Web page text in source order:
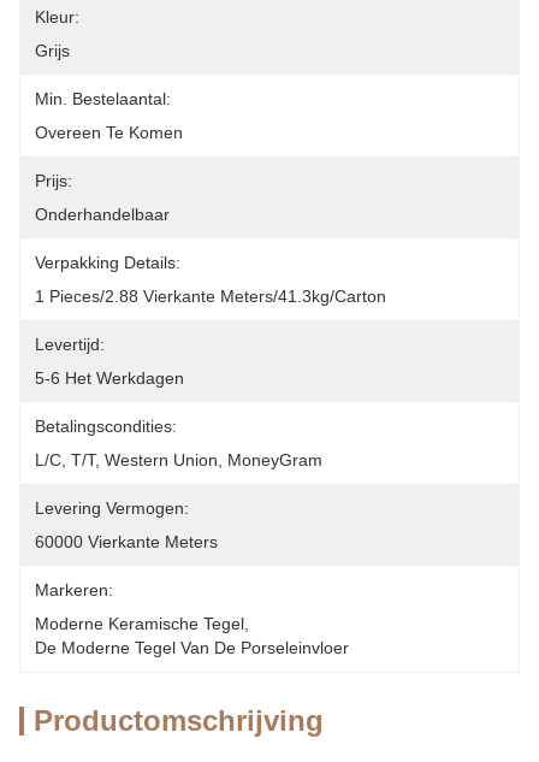
Kleur:
Grijs
Min. Bestelaantal:
Overeen Te Komen
Prijs:
Onderhandelbaar
Verpakking Details:
1 Pieces/2.88 Vierkante Meters/41.3kg/carton
Levertijd:
5-6 Het Werkdagen
Betalingscondities:
L/C, T/T, Western Union, MoneyGram
Levering Vermogen:
60000 Vierkante Meters
Markeren:
Moderne Keramische Tegel
De Moderne Tegel Van De Porseleinvloer
Productomschrijving